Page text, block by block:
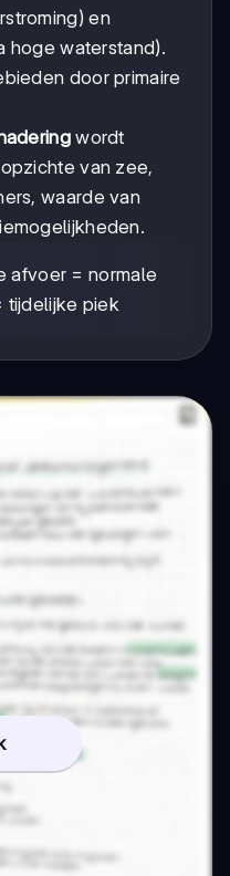
en
hoge waterstand).
door primaire
wordt
van zee,
waarde van
afvoer = normale
tijdelijke piek